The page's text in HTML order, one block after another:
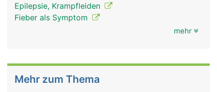
Epilepsie, Krampfleiden
Fieber als Symptom
mehr
Mehr zum Thema